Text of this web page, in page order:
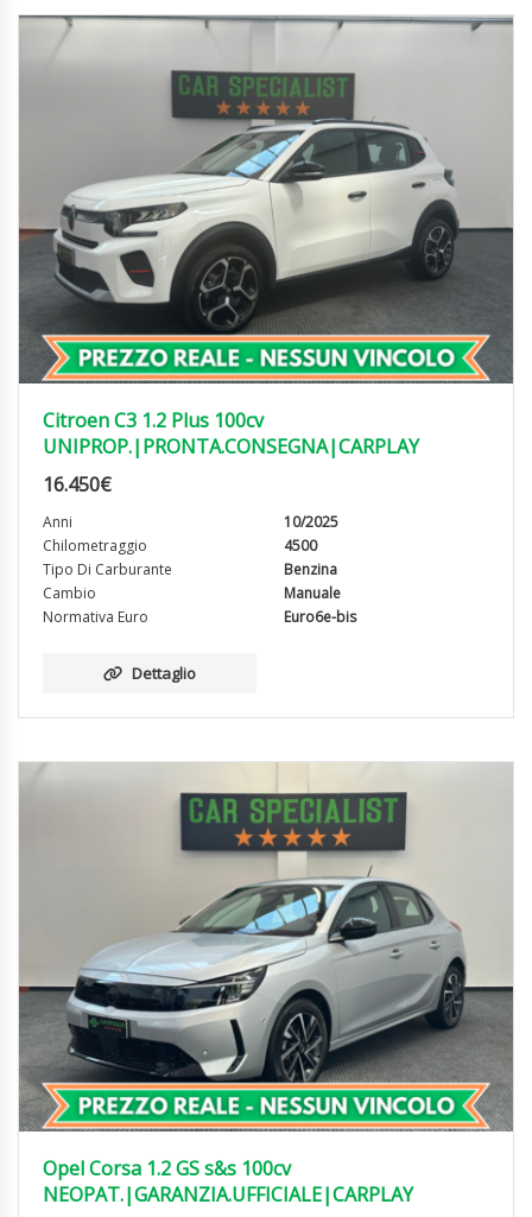
Citroen C3 1.2 Plus 100cv
UNIPROP.|PRONTA.CONSEGNA|CARPLAY
16.450€
Anni
10/2025
Chilometraggio
4500
Tipo Di Carburante
Benzina
Cambio
Manuale
Normativa Euro
Euro6e-bis
Dettaglio
Opel Corsa 1.2 GS s&s 100cv
NEOPAT.|GARANZIA.UFFICIALE|CARPLAY